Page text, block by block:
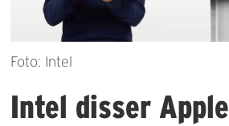
Foto: Intel
Intel disser Apple